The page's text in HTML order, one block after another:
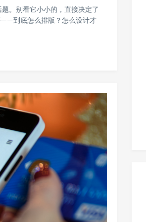
。别看它小小的，直接决定了
——到底怎么排版？怎么设计才